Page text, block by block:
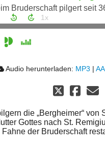
Bruderschaft pilgert seit
Audio herunterladen: MP3 |
die „Bergheimer“ von
Gottes nach St.
der Bruderschaft